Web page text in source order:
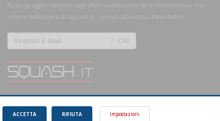
Ricevi gli aggiornamenti sugli ultimi eventi nazionali e internazionali, e le
offerte dello Store di Squash.it... Iscriviti alla nostra Newsletter!
OK!
magnifico sport.
Leggi
RIFIUTA
ACCETTA Impostazioni